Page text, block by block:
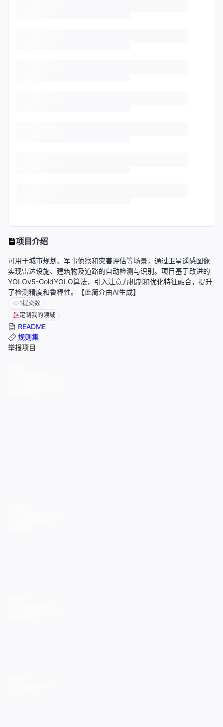
项目介绍
可用于城市规划、军事侦察和灾害评估等场景，通过卫星遥感图像
实现雷达设施、建筑物及道路的自动检测与识别。项目基于改进的
YOLOv5-GoldYOLO算法，引入注意力机制和优化特征融合，提升
了检测精度和鲁棒性。【此简介由AI生成】
1提交数
定制我的领域
README
规则集
举报项目